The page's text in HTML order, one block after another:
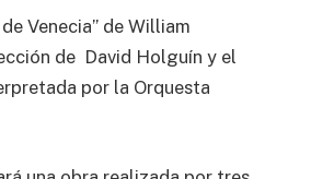
Venecia” de William
de David Holguín y el
por la Orquesta